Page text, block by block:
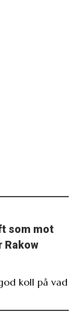
som mot
Rakow
koll på vad